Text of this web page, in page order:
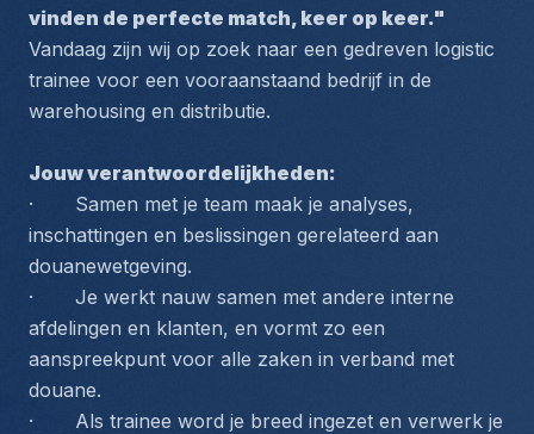
vinden de perfecte match, keer op keer."
Vandaag zijn wij op zoek naar een gedreven logistic
trainee voor een vooraanstaand bedrijf in de
warehousing en distributie.
Jouw verantwoordelijkheden:
·       Samen met je team maak je analyses,
inschattingen en beslissingen gerelateerd aan
douanewetgeving.
·       Je werkt nauw samen met andere interne
afdelingen en klanten, en vormt zo een
aanspreekpunt voor alle zaken in verband met
douane.
·       Als trainee word je breed ingezet en verwerk je